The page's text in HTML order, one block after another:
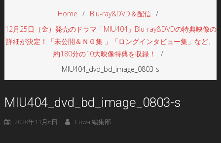
Home
Blu-ray&DVD＆配信
12月25日（金）発売のドラマ「MIU404」Blu-ray&DVDの特典映像の
詳細が決定！「未公開＆ＮＧ集 」「ロングインタビュー集」など、
約180分の10大映像特典を収録！
MIU404_dvd_bd_image_0803-s
MIU404_dvd_bd_image_0803-s
2020年11月6日 Cowai編集部